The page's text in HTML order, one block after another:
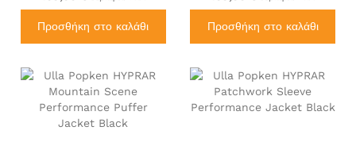
Blue
Προσθήκη στο καλάθι Προσθήκη στο καλάθι